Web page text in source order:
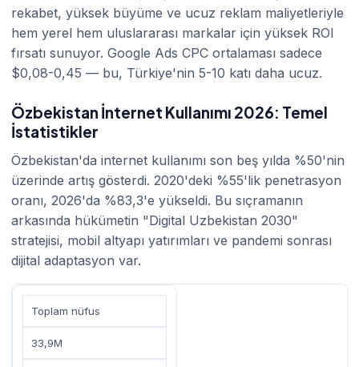
rekabet, yüksek büyüme ve ucuz reklam maliyetleriyle
hem yerel hem uluslararası markalar için yüksek ROI
fırsatı sunuyor. Google Ads CPC ortalaması sadece
$0,08-0,45 — bu, Türkiye'nin 5-10 katı daha ucuz.
Özbekistan İnternet Kullanımı 2026: Temel
İstatistikler
Özbekistan'da internet kullanımı son beş yılda %50'nin
üzerinde artış gösterdi. 2020'deki %55'lik penetrasyon
oranı, 2026'da %83,3'e yükseldi. Bu sıçramanın
arkasında hükümetin "Digital Uzbekistan 2030"
stratejisi, mobil altyapı yatırımları ve pandemi sonrası
dijital adaptasyon var.
Toplam nüfus
33,9M